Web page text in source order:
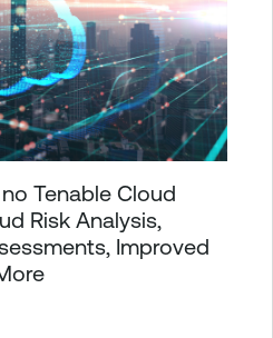
Tenable Cloud
Risk Analysis,
Improved